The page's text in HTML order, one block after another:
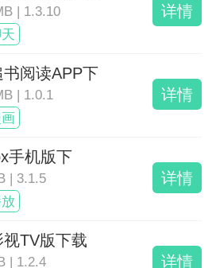
| 1.3.10 详情
书阅读APP下
| 1.0.1 详情
手机版下
| 3.1.5 详情
TV版下载
| 1.2.4 详情